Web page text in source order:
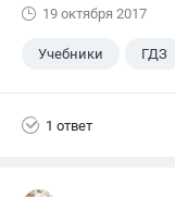
19 октября 2017
Учебники ГДЗ
1 ответ